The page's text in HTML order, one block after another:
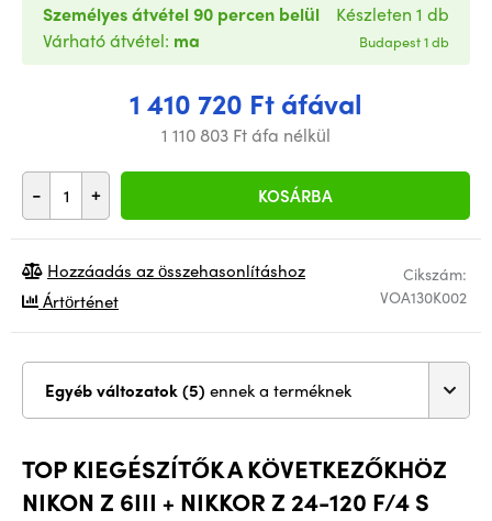
1 410 720 Ft áfával
1 110 803 Ft áfa nélkül
- + KOSÁRBA
Személyes átvétel 90 percen belül
Várható átvétel: ma
Készleten 1 db
Budapest 1 db
Cikszám:
VOA130K002
Hozzáadás az összehasonlításhoz
Ártörténet
Egyéb változatok (5) ennek a terméknek
TOP KIEGÉSZÍTŐK A KÖVETKEZŐKHÖZ
NIKON Z 6III + NIKKOR Z 24-120 F/4 S